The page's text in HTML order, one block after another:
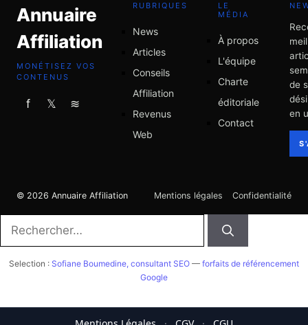
Annuaire
Affiliation
MONÉTISEZ VOS
CONTENUS
f 𝕏 ≋
RUBRIQUES
News
Articles
Conseils
Affiliation
Revenus
Web
LE
MÉDIA
À propos
L'équipe
Charte
éditoriale
Contact
de
en
© 2026 Annuaire Affiliation Mentions légales Confidentialité
Rechercher :
Selection : Sofiane Boumedine, consultant SEO — forfaits de référencement
Google